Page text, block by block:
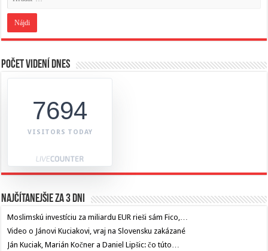
Počet videní dnes
7694
VISITORS TODAY
Najčítanejšie za 3 dni
Moslimskú investíciu za miliardu EUR rieši sám Fico,…
Video o Jánovi Kuciakovi, vraj na Slovensku zakázané
Ján Kuciak, Marián Kočner a Daniel Lipšic: čo túto…